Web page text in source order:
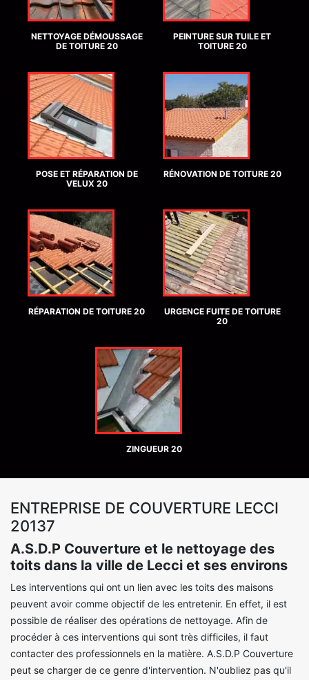
NETTOYAGE DÉMOUSSAGE
DE TOITURE 20
PEINTURE SUR TUILE ET
TOITURE 20
POSE ET RÉPARATION DE
VELUX 20
RÉNOVATION DE TOITURE 20
RÉPARATION DE TOITURE 20
URGENCE FUITE DE TOITURE
20
ZINGUEUR 20
ENTREPRISE DE COUVERTURE LECCI
20137
A.S.D.P Couverture et le nettoyage des
toits dans la ville de Lecci et ses environs
Les interventions qui ont un lien avec les toits des maisons
peuvent avoir comme objectif de les entretenir. En effet, il est
possible de réaliser des opérations de nettoyage. Afin de
procéder à ces interventions qui sont très difficiles, il faut
contacter des professionnels en la matière. A.S.D.P Couverture
peut se charger de ce genre d'intervention. N'oubliez pas qu'il